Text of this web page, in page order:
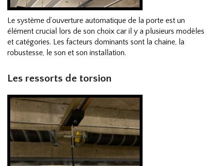
Le système d’ouverture automatique de la porte est un
élément crucial lors de son choix car il y a plusieurs modèles
et catégories. Les facteurs dominants sont la chaine, la
robustesse, le son et son installation.
Les ressorts de torsion